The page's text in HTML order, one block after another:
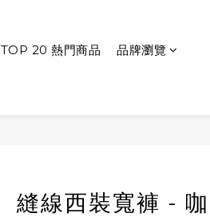
20 熱門商品 品牌瀏覽
縫線西裝寬褲 -